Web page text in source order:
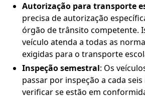
Autorização para transporte
precisa de autorização
órgão de trânsito competente.
veículo atenda a todas as
exigidas para o transporte
Inspeção semestral: Os
passar por inspeção a cada
verificar se estão em